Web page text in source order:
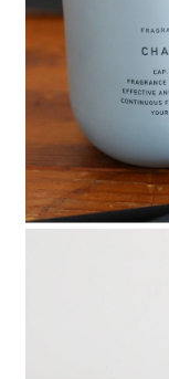
【注意事項】
１．透過由恩沛科技股
易，需依本服務之必要
權轉讓予恩沛科技股份
２．關於個人資料處理
３．未成年的使用者
「AFTEE先享後付」
任。
４．使用「AFTEE先享
時審查核予不同之上
請求用戶進行身份認證
５．嚴禁一人註冊多個